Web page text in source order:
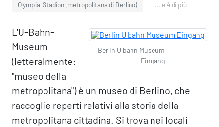
Olympia-Stadion (metropolitana di Berlino) ... e 4 di più
Berlin U bahn Museum
Eingang
L'U-Bahn-
Museum
(letteralmente:
"museo della
metropolitana") è un museo di Berlino, che
raccoglie reperti relativi alla storia della
metropolitana cittadina. Si trova nei locali